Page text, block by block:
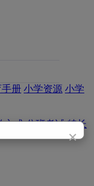
×
册 小学资源 小学
方式分班考试特长